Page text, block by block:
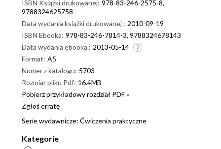
ISBN Książki drukowanej: 978-83-246-2575-8,
9788324625758
Data wydania książki drukowanej : 2010-09-19
ISBN Ebooka: 978-83-246-7814-3, 9788324678143
Data wydania ebooka : 2013-05-14
Format: A5
Numer z katalogu: 5703
Rozmiar pliku Pdf: 16.4MB
Pobierz przykładowy rozdział PDF »
Zgłoś erratę
Serie wydawnicze: Ćwiczenia praktyczne
Kategorie